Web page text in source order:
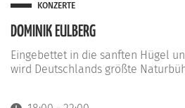
KONZERTE
DOMINIK EULBERG
Eingebettet in die sanften Hügel
wird Deutschlands größte